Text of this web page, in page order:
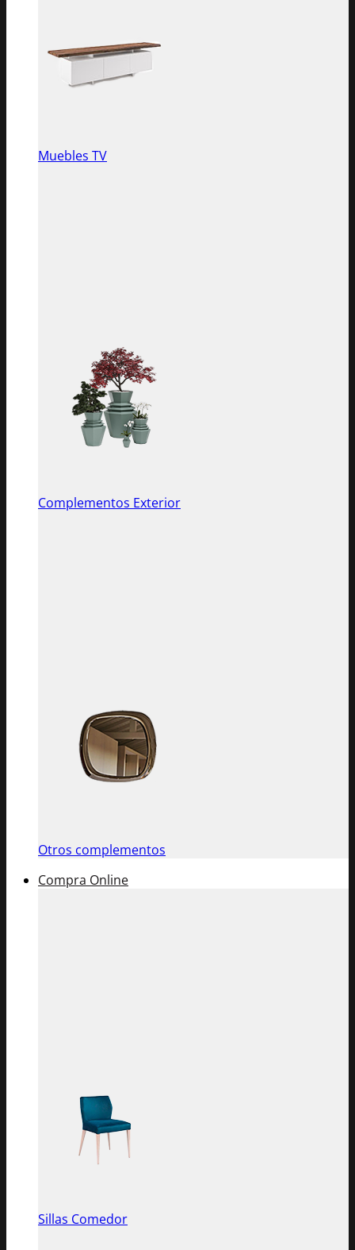
Muebles TV
Complementos Exterior
Otros complementos
Compra Online
Sillas Comedor